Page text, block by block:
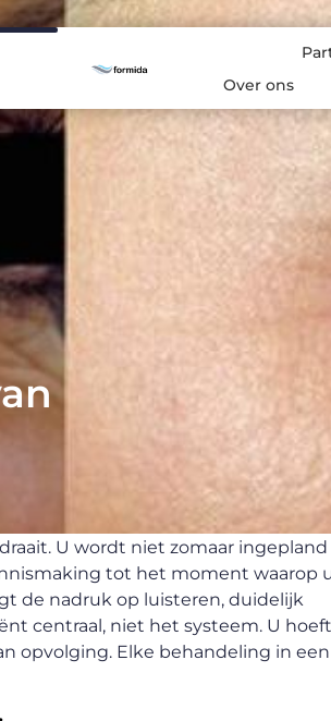
Over ons
U wordt niet zomaar ingepland
tot het moment waarop
de nadruk op luisteren, duidelijk
centraal, niet het systeem. U
opvolging. Elke behandeling in een